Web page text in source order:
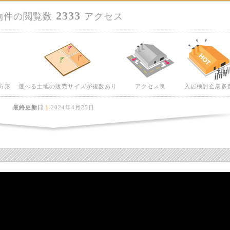
件の閲覧数 2333 アクセス
形 選べる土地の販売サイズが複数あり アクセス良 入居検討企業多
最終更新日 || 2024年4月25日